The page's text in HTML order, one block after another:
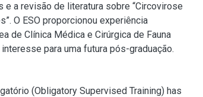
a revisão de literatura sobre “Circovirose
O ESO proporcionou experiência
de Clínica Médica e Cirúrgica de Fauna
para uma futura pós-graduação.
(Obligatory Supervised Training) has